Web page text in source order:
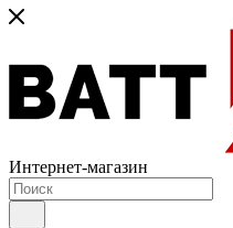
Интернет-магазин